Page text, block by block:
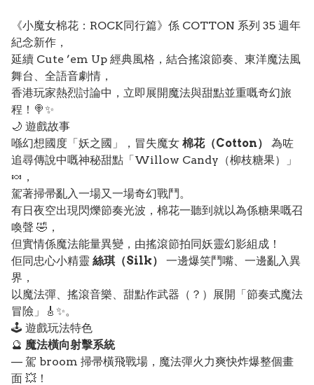
《小魔女棉花：ROCK同行篇》係 COTTON 系列 35 週年
紀念新作，
延續 Cute ’em Up 經典風格，結合搖滾節奏、東洋魔法風
舞台、全語音劇情，
香港玩家熱烈討論中，立即展開魔法與甜點並重嘅奇幻旅
程！🍭✨
🌙 遊戲故事
喺幻想國度「妖之國」，冒失魔女 棉花（Cotton）
為咗
追尋傳說中嘅神秘甜點「Willow Candy（柳枝糖果）」
🍬，
駕著掃帚亂入一場又一場奇幻戰鬥。
有日夜空出現閃爍節奏光波，棉花一聽到就以為係糖果嘅召
喚聲 🤣，
但實情係魔法能量異變，由搖滾節拍同妖靈幻影組成！
佢同忠心小精靈 絲琪（Silk）
一邊爆笑鬥嘴、一邊亂入異
界，
以魔法彈、搖滾音樂、甜點作武器（？）展開「節奏式魔法
冒險」🎸✨。
🕹️ 遊戲玩法特色
🔮 魔法橫向射擊系統
— 駕 broom 掃帚橫飛戰場，魔法彈火力爽快炸爆整個畫
面 💥！